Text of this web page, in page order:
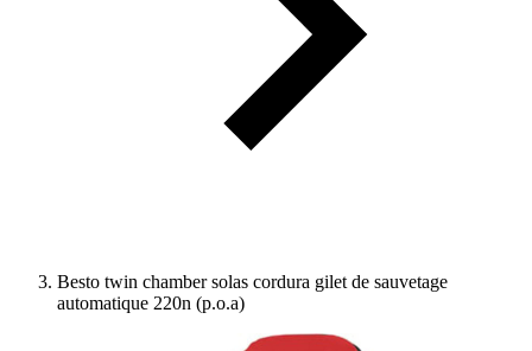
Besto twin chamber solas cordura gilet de sauvetage
automatique 220n (p.o.a)